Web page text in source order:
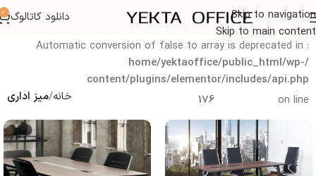
Skip to navigation
Skip to main content
دانلود کاتالوگ 0
Deprecated
: Automatic conversion of false to array is deprecated in
/home/yektaoffice/public_html/wp-
content/plugins/elementor/includes/api.php
on line
176 خانه میز اداری